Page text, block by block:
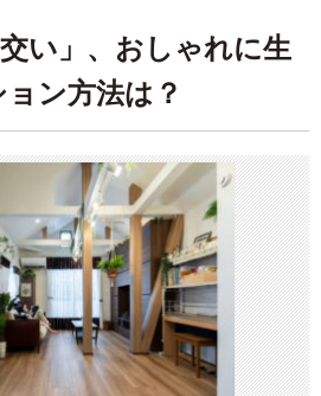
い」、おしゃれに生
ン方法は？